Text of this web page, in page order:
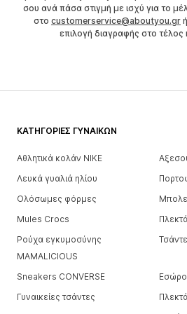
σου ανά πάσα στιγμή με ισχύ για το
στο customerservice@aboutyou.gr
επιλογή διαγραφής στο
ΚΑΤΗΓΟΡΊΕΣ ΓΥΝΑΙΚΏΝ
Αθλητικά κολάν NIKE
Λευκά γυαλιά ηλίου
Ολόσωμες φόρμες
Mules Crocs
Ρούχα εγκυμοσύνης
MAMALICIOUS
Sneakers CONVERSE
Γυναικείες τσάντες